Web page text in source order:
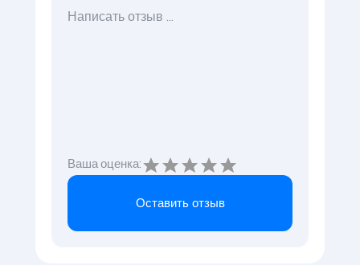
Ваша оценка:
Оставить отзыв